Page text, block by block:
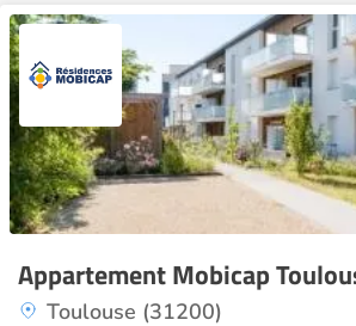
Appartement Mobicap
Toulouse (31200)